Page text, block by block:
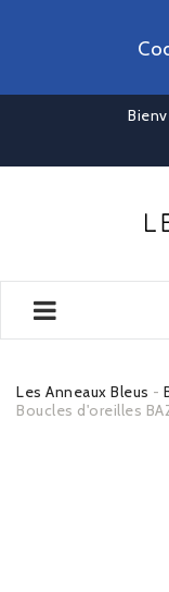
Les Anneaux Bleus
Boucles d'oreilles